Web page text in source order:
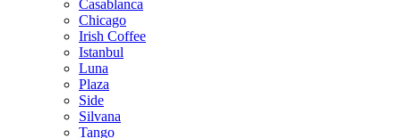
Casablanca
Chicago
Irish Coffee
Istanbul
Luna
Plaza
Side
Silvana
Tango